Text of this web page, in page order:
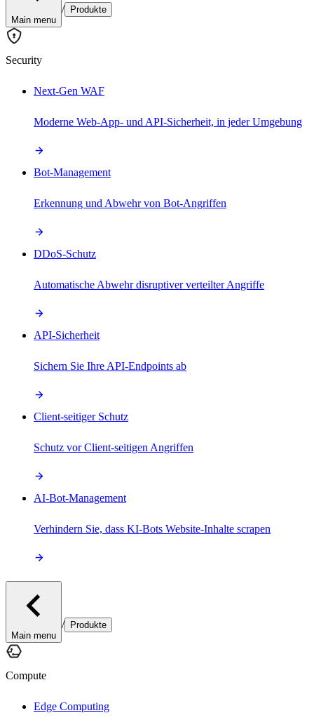
Main menu
/ Produkte
Security
Next-Gen WAF
Moderne Web-App- und API-Sicherheit, in jeder Umgebung
Bot-Management
Erkennung und Abwehr von Bot-Angriffen
DDoS-Schutz
Automatische Abwehr disruptiver verteilter Angriffe
API-Sicherheit
Sichern Sie Ihre API-Endpoints ab
Client-seitiger Schutz
Schutz vor Client-seitigen Angriffen
AI-Bot-Management
Verhindern Sie, dass KI-Bots Website-Inhalte scrapen
Main menu
/ Produkte
Compute
Edge Computing